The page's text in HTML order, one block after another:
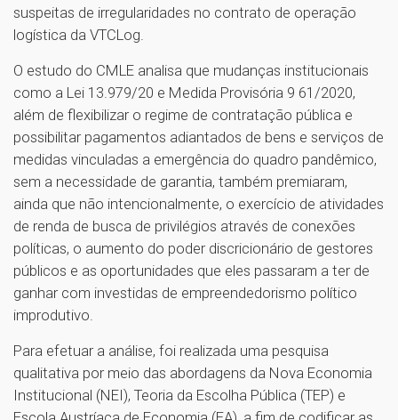
suspeitas de irregularidades no contrato de operação
logística da VTCLog.
O estudo do CMLE analisa que mudanças institucionais
como a Lei 13.979/20 e Medida Provisória 9 61/2020,
além de flexibilizar o regime de contratação pública e
possibilitar pagamentos adiantados de bens e serviços de
medidas vinculadas a emergência do quadro pandêmico,
sem a necessidade de garantia, também premiaram,
ainda que não intencionalmente, o exercício de atividades
de renda de busca de privilégios através de conexões
políticas, o aumento do poder discricionário de gestores
públicos e as oportunidades que eles passaram a ter de
ganhar com investidas de empreendedorismo político
improdutivo.
Para efetuar a análise, foi realizada uma pesquisa
qualitativa por meio das abordagens da Nova Economia
Institucional (NEI), Teoria da Escolha Pública (TEP) e